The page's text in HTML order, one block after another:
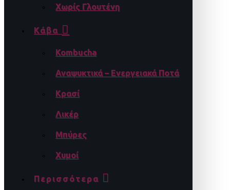
Χωρίς Γλουτένη
Κάβα
Kombucha
Αναψυκτικά – Ενεργειακά Ποτά
Κρασί
Λικέρ
Μπύρες
Χυμοί
Περισσότερα